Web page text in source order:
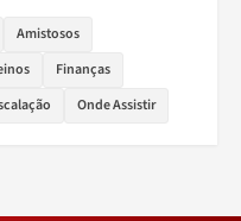
Amistosos
Finanças
Onde Assistir